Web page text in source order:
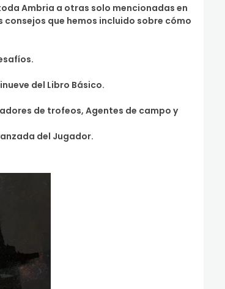
Ambria a otras solo mencionadas en
que hemos incluido sobre cómo
del Libro Básico.
de trofeos, Agentes de campo y
del Jugador.